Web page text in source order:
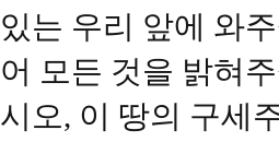
있는 우리 앞에 와
어 모든 것을 밝혀
시오, 이 땅의 구세